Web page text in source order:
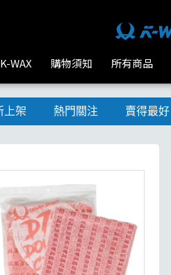
WAX 購物須知 所有商品
上架 熱門關注 賣得最好